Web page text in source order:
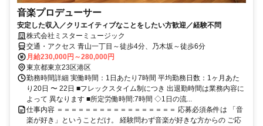
音楽プロデューサー
安定した収入／クリエイティブなことをしたい方歓迎／経験不問
株式会社ミスターミュージック
交通・アクセス 青山一丁目～徒歩4分、乃木坂～徒歩6分
月給230,000円～280,000円
東京都東京23区港区
勤務時間詳細 実働時間：1日あたり7時間 平均勤務日数：1ヶ月あた
り20日 〜 22日 ■フレックスタイム制につき 出退勤時間は業務内容に
よって 異なります ■所定労働時間:7時間 ◇1日の流...
仕事内容 ＝＝＝＝＝＝＝＝＝＝＝＝＝＝＝＝＝ 応募必須条件は 「音
楽が好き」ということだけ。 経験問わず音楽が好きな方からの ご応